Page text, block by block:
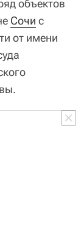
объектов
Сочи с
от имени